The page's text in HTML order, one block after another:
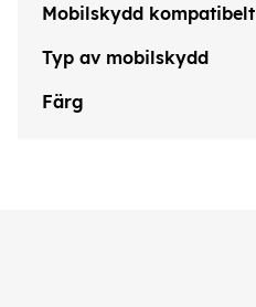
Mobilskydd
Typ av mobilskydd
Färg